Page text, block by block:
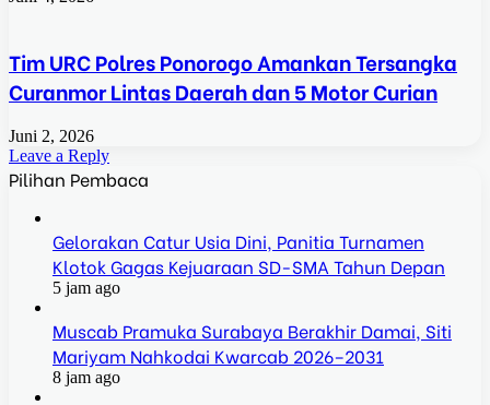
Tim URC Polres Ponorogo Amankan Tersangka
Curanmor Lintas Daerah dan 5 Motor Curian
Juni 2, 2026
Leave a Reply
Pilihan Pembaca
Gelorakan Catur Usia Dini, Panitia Turnamen
Klotok Gagas Kejuaraan SD-SMA Tahun Depan
5 jam ago
Muscab Pramuka Surabaya Berakhir Damai, Siti
Mariyam Nahkodai Kwarcab 2026–2031
8 jam ago